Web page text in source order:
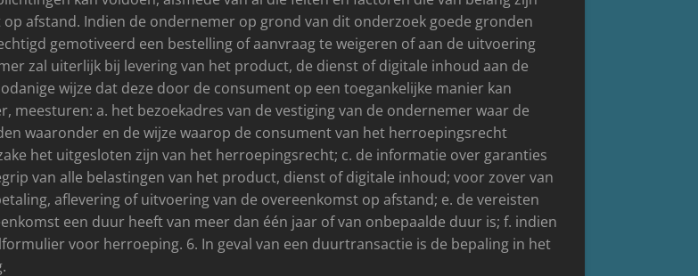
afstand. Indien de ondernemer op grond van dit onderzoek goede gronden
gemotiveerd een bestelling of aanvraag te weigeren of aan de uitvoering
zal uiterlijk bij levering van het product, de dienst of digitale inhoud aan de
wijze dat deze door de consument op een toegankelijke manier kan
meesturen: a. het bezoekadres van de vestiging van de ondernemer waar de
waaronder en de wijze waarop de consument van het herroepingsrecht
het uitgesloten zijn van het herroepingsrecht; c. de informatie over garanties
van alle belastingen van het product, dienst of digitale inhoud; voor zover van
aflevering of uitvoering van de overeenkomst op afstand; e. de vereisten
een duur heeft van meer dan één jaar of van onbepaalde duur is; f. indien
voor herroeping. 6. In geval van een duurtransactie is de bepaling in het